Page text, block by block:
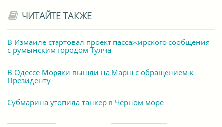
ЧИТАЙТЕ ТАКЖЕ
В Измаиле стартовал проект пассажирского сообщения
с румынским городом Тулча
В Одессе Моряки вышли на Марш с обращением к
Президенту
Субмарина утопила танкер в Черном море